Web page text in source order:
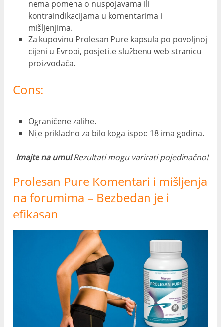
nema pomena o nuspojavama ili
kontraindikacijama u komentarima i
mišljenjima.
Za kupovinu Prolesan Pure kapsula po povoljnoj
cijeni u Evropi, posjetite službenu web stranicu
proizvođača.
Cons:
Ograničene zalihe.
Nije prikladno za bilo koga ispod 18 ima godina.
Imajte na umu!Rezultati mogu varirati pojedinačno!
Prolesan Pure Komentari i mišljenja
na forumima – Bezbedan je i
efikasan